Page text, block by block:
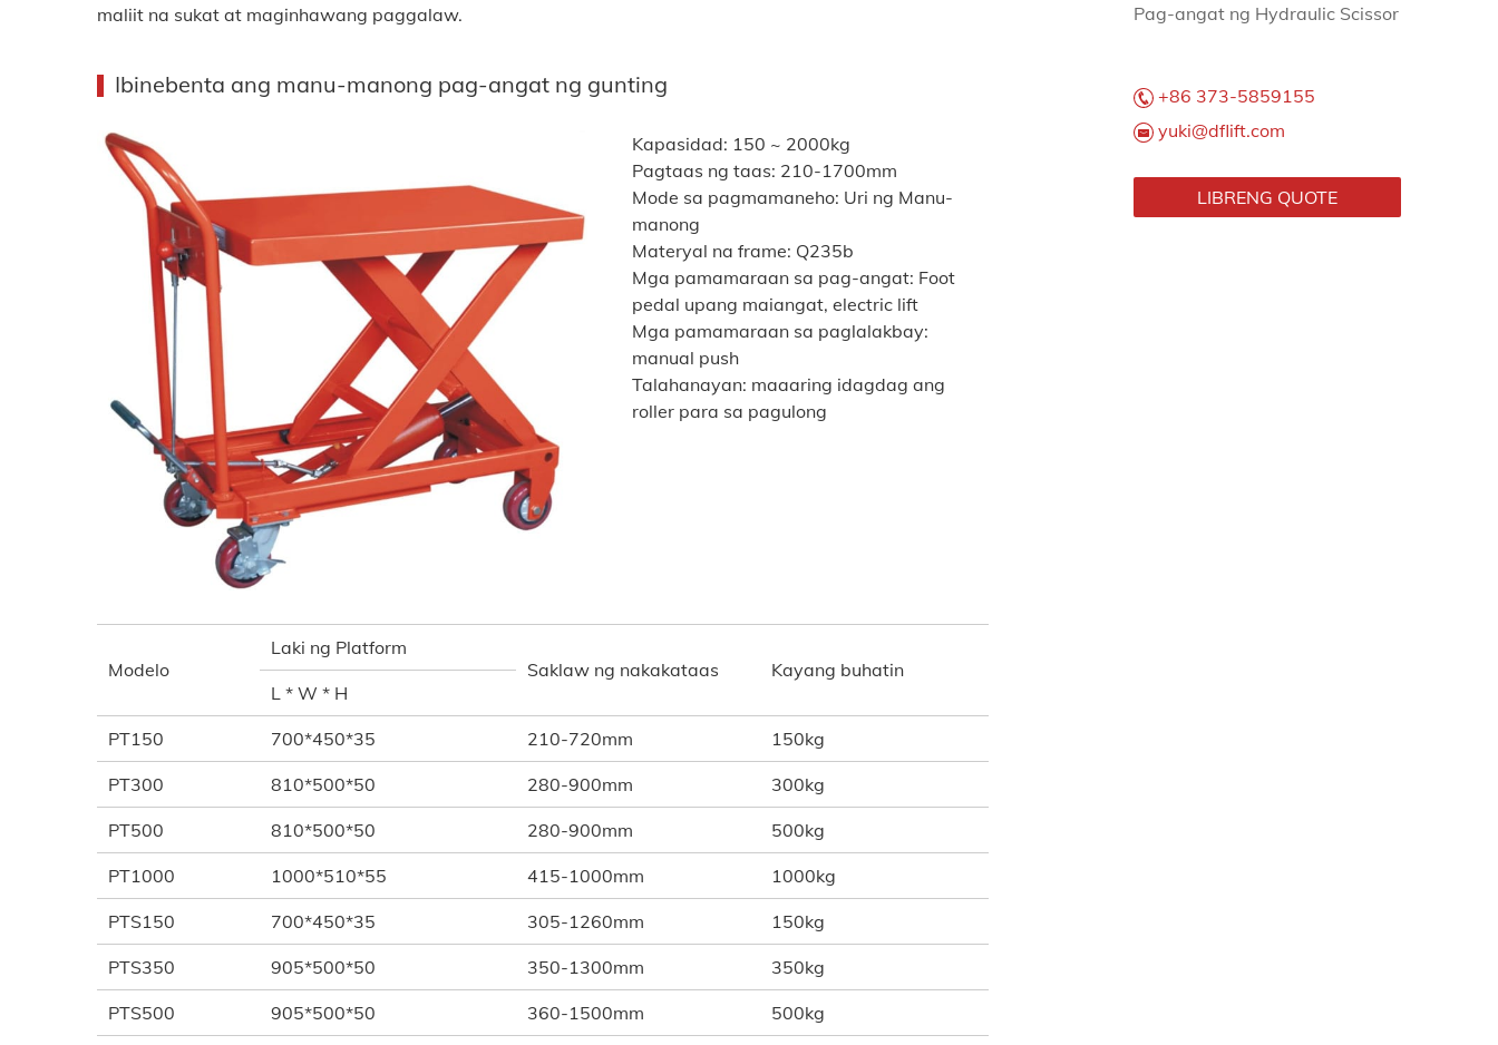
maliit na sukat at maginhawang paggalaw.
Ibinebenta ang manu-manong pag-angat ng gunting
Kapasidad: 150 ~ 2000kg
Pagtaas ng taas: 210-1700mm
Mode sa pagmamaneho: Uri ng Manu-
manong
Materyal na frame: Q235b
Mga pamamaraan sa pag-angat: Foot
pedal upang maiangat, electric lift
Mga pamamaraan sa paglalakbay:
manual push
Talahanayan: maaaring idagdag ang
roller para sa pagulong
Modelo
Laki ng Platform
Saklaw ng nakakataas
Kayang buhatin
L * W * H
PT150 700*450*35 210-720mm 150kg
PT300 810*500*50 280-900mm 300kg
PT500 810*500*50 280-900mm 500kg
PT1000 1000*510*55 415-1000mm 1000kg
PTS150 700*450*35 305-1260mm 150kg
PTS350 905*500*50 350-1300mm 350kg
PTS500 905*500*50 360-1500mm 500kg
Pag-angat ng Hydraulic Scissor
+86 373-5859155
yuki@dflift.com
LIBRENG QUOTE